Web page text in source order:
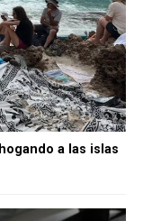
a las islas